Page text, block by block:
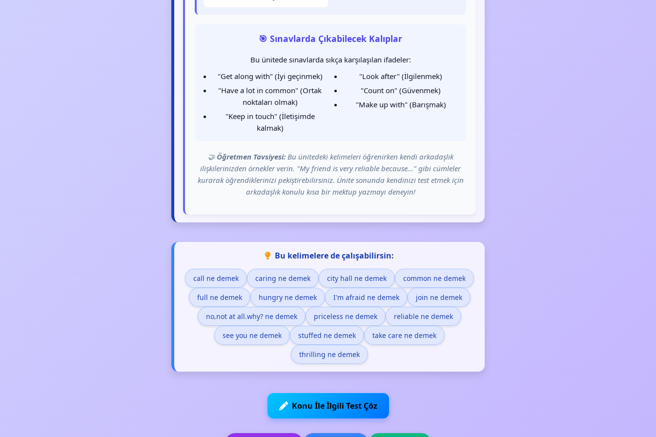
🎯 Sınavlarda Çıkabilecek Kalıplar
Bu ünitede sınavlarda sıkça karşılaşılan ifadeler:
"Get along with" (İyi geçinmek)
"Have a lot in common" (Ortak
noktaları olmak)
"Keep in touch" (İletişimde
kalmak)
"Look after" (İlgilenmek)
"Count on" (Güvenmek)
"Make up with" (Barışmak)
🤝 Öğretmen Tavsiyesi: Bu ünitedeki kelimeleri öğrenirken kendi arkadaşlık
ilişkilerinizden örnekler verin. "My friend is very reliable because..." gibi cümleler
kurarak öğrendiklerinizi pekiştirebilirsiniz. Ünite sonunda kendinizi test etmek için
arkadaşlık konulu kısa bir mektup yazmayı deneyin!
Bu kelimelere de çalışabilirsin:
call ne demek caring ne demek city hall ne demek common ne demek
full ne demek hungry ne demek I'm afraid ne demek join ne demek
no‚not at all.why? ne demek priceless ne demek reliable ne demek
see you ne demek stuffed ne demek take care ne demek
thrilling ne demek
Konu İle İlgili Test Çöz